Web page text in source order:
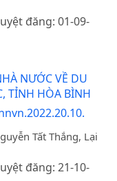
đăng: 01-09-
NƯỚC VỀ DU
TỈNH HÒA BÌNH
Tất Thắng, Lại
đăng: 21-10-